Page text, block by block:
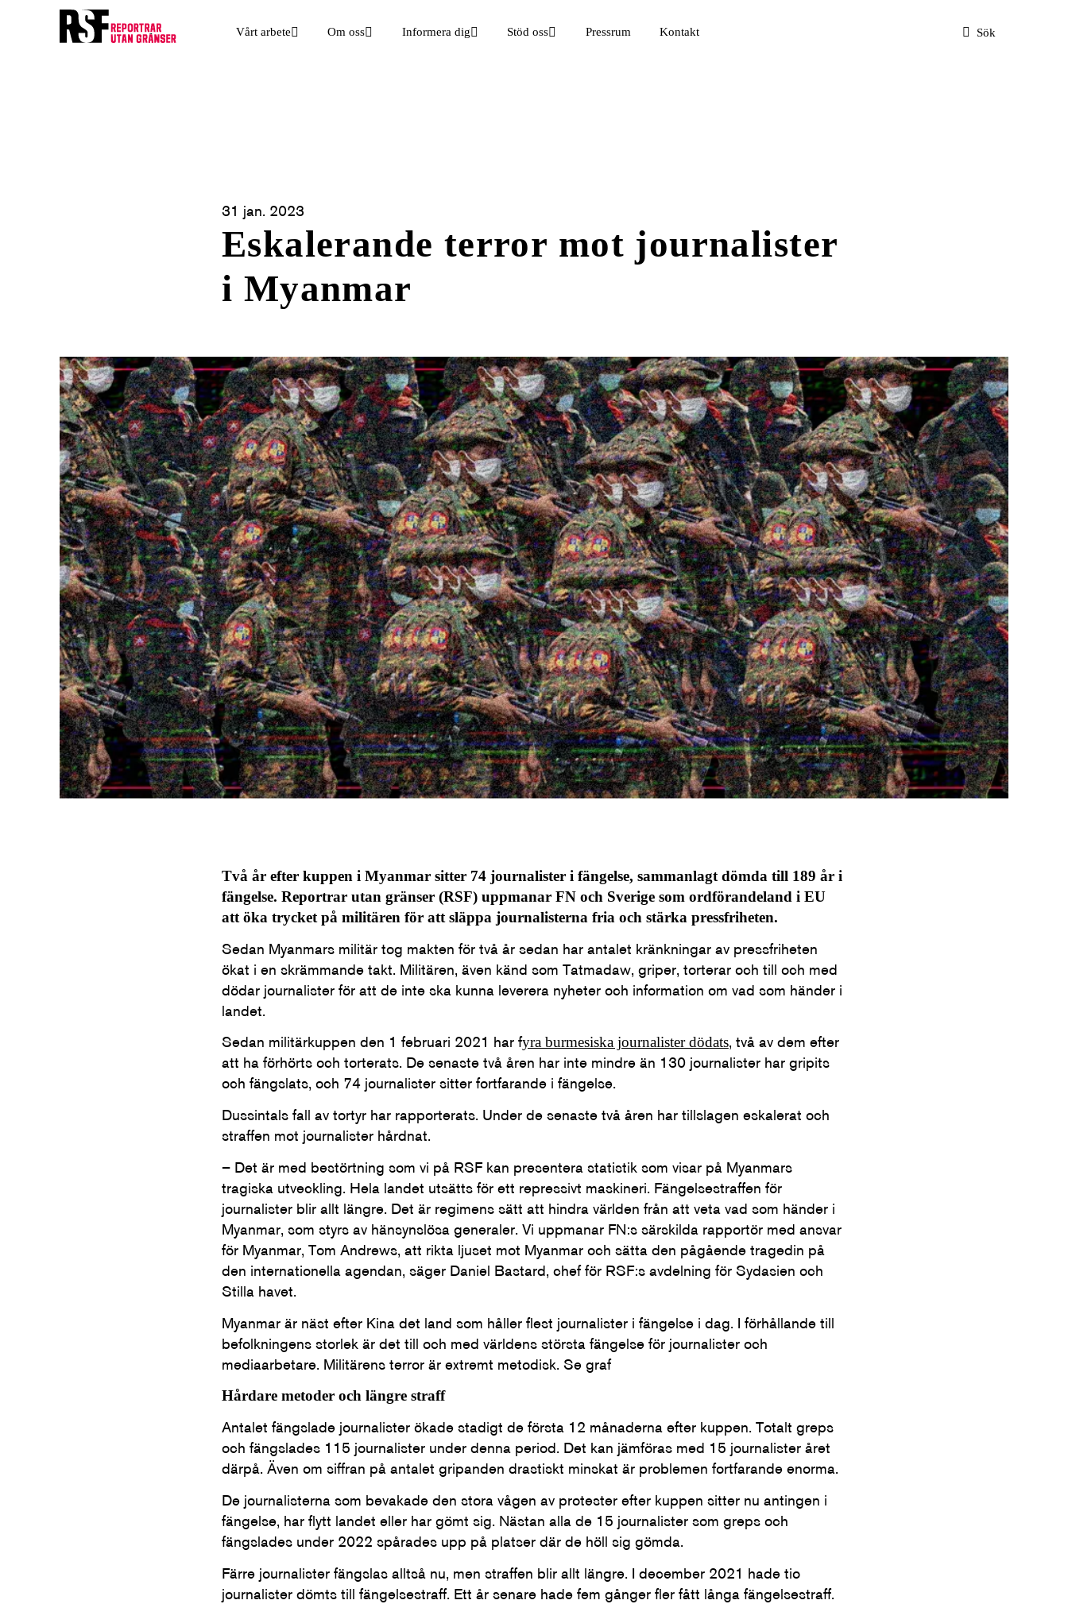
Vårt arbete Om oss Informera dig Stöd oss Pressrum Kontakt Sök
31 jan. 2023
Eskalerande terror mot journalister
i Myanmar
Två år efter kuppen i Myanmar sitter 74 journalister i fängelse, sammanlagt dömda till 189 år i
fängelse. Reportrar utan gränser (RSF) uppmanar FN och Sverige som ordförandeland i EU
att öka trycket på militären för att släppa journalisterna fria och stärka pressfriheten.
Sedan Myanmars militär tog makten för två år sedan har antalet kränkningar av pressfriheten
ökat i en skrämmande takt. Militären, även känd som Tatmadaw, griper, torterar och till och med
dödar journalister för att de inte ska kunna leverera nyheter och information om vad som händer i
landet.
Sedan militärkuppen den 1 februari 2021 har fyra burmesiska journalister dödats, två av dem efter
att ha förhörts och torterats. De senaste två åren har inte mindre än 130 journalister har gripits
och fängslats, och 74 journalister sitter fortfarande i fängelse.
Dussintals fall av tortyr har rapporterats. Under de senaste två åren har tillslagen eskalerat och
straffen mot journalister hårdnat.
– Det är med bestörtning som vi på RSF kan presentera statistik som visar på Myanmars
tragiska utveckling. Hela landet utsätts för ett repressivt maskineri. Fängelsestraffen för
journalister blir allt längre. Det är regimens sätt att hindra världen från att veta vad som händer i
Myanmar, som styrs av hänsynslösa generaler. Vi uppmanar FN:s särskilda rapportör med ansvar
för Myanmar, Tom Andrews, att rikta ljuset mot Myanmar och sätta den pågående tragedin på
den internationella agendan, säger Daniel Bastard, chef för RSF:s avdelning för Sydasien och
Stilla havet.
Myanmar är näst efter Kina det land som håller flest journalister i fängelse i dag. I förhållande till
befolkningens storlek är det till och med världens största fängelse för journalister och
mediaarbetare. Militärens terror är extremt metodisk. Se graf
Hårdare metoder och längre straff
Antalet fängslade journalister ökade stadigt de första 12 månaderna efter kuppen. Totalt greps
och fängslades 115 journalister under denna period. Det kan jämföras med 15 journalister året
därpå. Även om siffran på antalet gripanden drastiskt minskat är problemen fortfarande enorma.
De journalisterna som bevakade den stora vågen av protester efter kuppen sitter nu antingen i
fängelse, har flytt landet eller har gömt sig. Nästan alla de 15 journalister som greps och
fängslades under 2022 spårades upp på platser där de höll sig gömda.
Färre journalister fängslas alltså nu, men straffen blir allt längre. I december 2021 hade tio
journalister dömts till fängelsestraff. Ett år senare hade fem gånger fler fått långa fängelsestraff.